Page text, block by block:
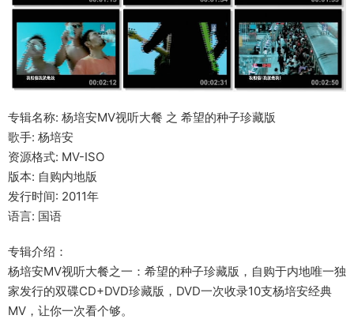
专辑名称: 杨培安MV视听大餐 之 希望的种子珍藏版
歌手: 杨培安
资源格式: MV-ISO
版本: 自购内地版
发行时间: 2011年
语言: 国语
专辑介绍：
杨培安MV视听大餐之一：希望的种子珍藏版，自购于内地唯一独
家发行的双碟CD+DVD珍藏版，DVD一次收录10支杨培安经典
MV，让你一次看个够。